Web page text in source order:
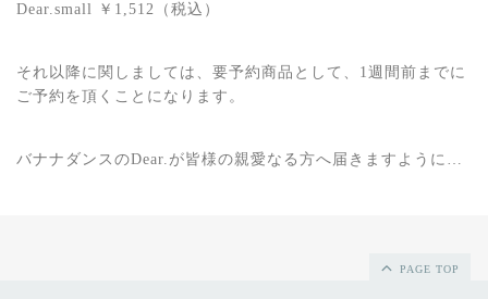
Dear.small ￥ 1,512 （税込）
それ以降に関しましては、要予約商品として、 1週間前までに
ご予約を頂くことになります。
バナナダンスのDear. が皆様の親愛なる方へ届きますように…
PAGE TOP